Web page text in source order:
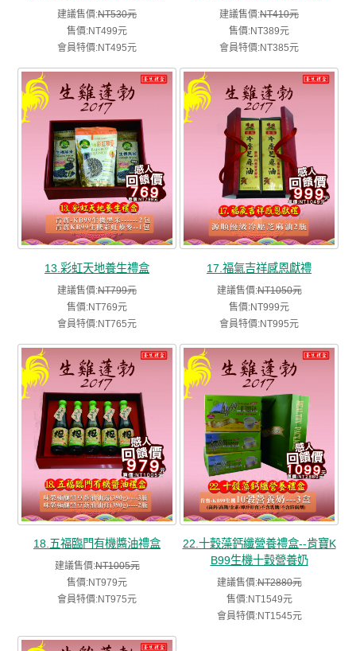
建議售價:NT530元
售價:NT499元
會員特價:NT495元
建議售價:NT410元
售價:NT389元
會員特價:NT385元
13.彩虹天地養生禮盒
建議售價:NT799元
售價:NT769元
會員特價:NT765元
17.福氣吉祥感恩獻禮
建議售價:NT1050元
售價:NT999元
會員特價:NT995元
18.五福臨門有機醬油禮盒
建議售價:NT1005元
售價:NT979元
會員特價:NT975元
22.十穀藻鈣纖營養禮盒--肯寶K
B99生機十穀營養奶
建議售價:NT2880元
售價:NT1549元
會員特價:NT1545元